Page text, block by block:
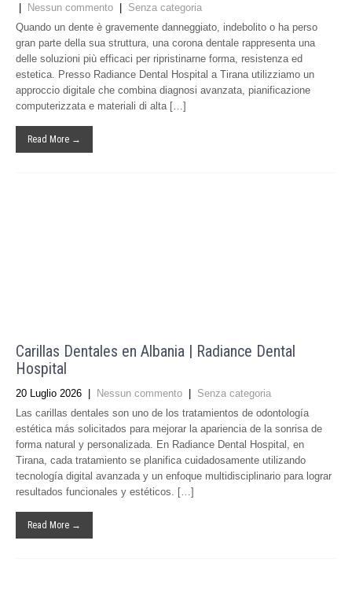
| Nessun commento | Senza categoria
Quando un dente è gravemente danneggiato, indebolito o ha perso
gran parte della sua struttura, una corona dentale rappresenta una
delle soluzioni più efficaci per ripristinarne forma, resistenza ed
estetica. Presso Radiance Dental Hospital a Tirana utilizziamo un
approccio digitale che combina diagnosi avanzata, pianificazione
computerizzata e materiali di alta […]
Read More →
Carillas Dentales en Albania | Radiance Dental
Hospital
20 Luglio 2026 | Nessun commento | Senza categoria
Las carillas dentales son uno de los tratamientos de odontología
estética más solicitados para mejorar la apariencia de la sonrisa de
forma natural y personalizada. En Radiance Dental Hospital, en
Tirana, cada tratamiento se planifica cuidadosamente utilizando
tecnología digital avanzada y un enfoque multidisciplinario para lograr
resultados funcionales y estéticos. […]
Read More →